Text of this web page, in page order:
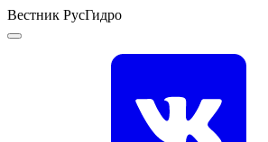
Вестник РусГидро